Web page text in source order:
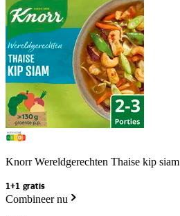
Knorr Wereldgerechten Thaise kip siam
1+1 gratis
Combineer nu